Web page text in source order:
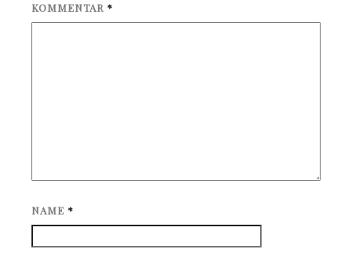
KOMMENTAR *
NAME *